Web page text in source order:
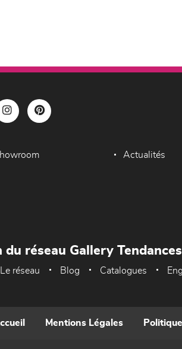
Actualités
du réseau Gallery Tendances
Le réseau Blog Catalogues
Mentions Légales